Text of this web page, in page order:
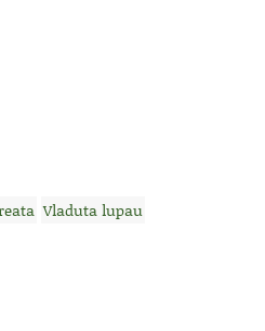
Vladuta lupau